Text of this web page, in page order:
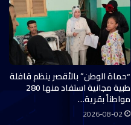
“حماة الوطن” بالأقصر ينظم قافلة
طبية مجانية استفاد منها 280
مواطناً بقرية…
2026-08-02